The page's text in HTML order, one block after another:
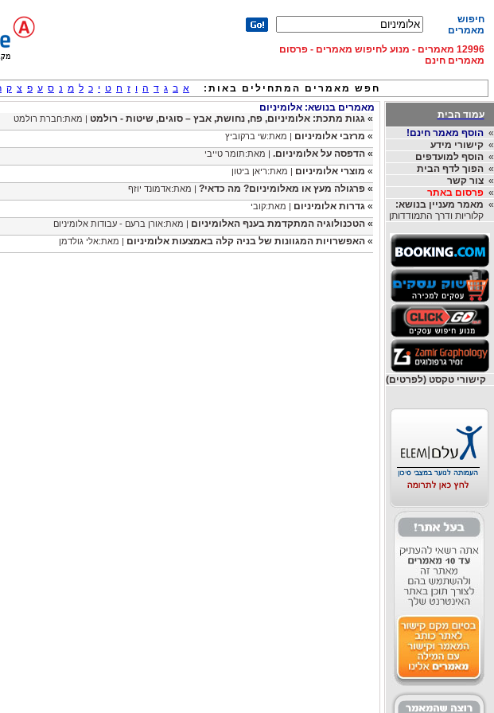
חיפוש
מאמרים
12996 מאמרים - מנוע לחיפוש מאמרים - פרסום
מאמרים חינם
חפש מאמרים המתחילים באות: א ב ג ד ה ו ז ח ט י כ ל מ נ ס ע פ צ ק
עמוד הבית
»הוסף מאמר חינם!
»קישורי מידע
»הוסף למועדפים
»הפוך לדף הבית
»צור קשר
»פרסום באתר
» מאמר מעניין בנושא:
קלוריות ודרך התמודדותן
קישורי טקסט (לפרטים)
מאמרים בנושא: אלומיניום
» גגות מתכת: אלומיניום, פח, נחושת, אבץ – סוגים, שיטות - רולמט | מאת:חברת רולמט
» מרזבי אלומיניום | מאת:שי ברקוביץ
» הדפסה על אלומיניום. | מאת:תומר טייבי
» מוצרי אלומיניום | מאת:ריאן ביטון
» פרגולה מעץ או מאלומיניום? מה כדאי? | מאת:אדמונד יוזף
» גדרות אלומיניום | מאת:קובי
» הטכנולוגיה המתקדמת בענף האלומיניום | מאת:אורן ברעם - עבודות אלומיניום
» האפשרויות המגוונות של בניה קלה באמצעות אלומיניום | מאת:אלי גולדמן